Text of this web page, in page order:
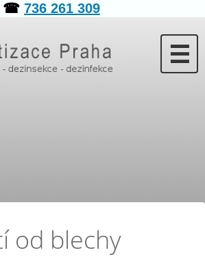
☎ 736 261 309
☰
od blechy